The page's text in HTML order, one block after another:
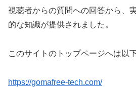
視聴者からの質問への回答から、
的な知識が提供されました。
このサイトのトップページへは以
https://gomafree-tech.com/